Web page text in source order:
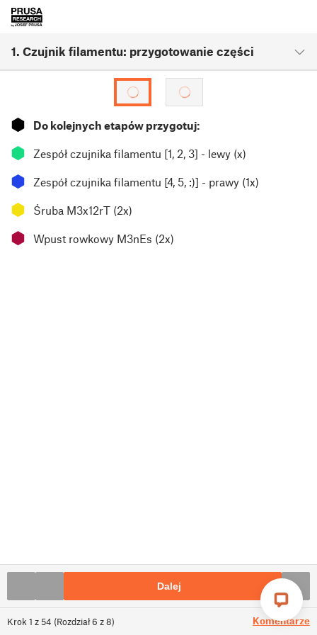
1. Czujnik filamentu: przygotowanie części
Krok 1 z 54 (Rozdział6 z8) Komentarze
⬢ Do kolejnych etapów przygotuj:
⬢ Zespół czujnika filamentu [1, 2, 3] - lewy (x)
⬢ Zespół czujnika filamentu [4, 5, :)] - prawy (1x)
⬢ Śruba M3x12rT (2x)
⬢ Wpust rowkowy M3nEs (2x)
Dalej